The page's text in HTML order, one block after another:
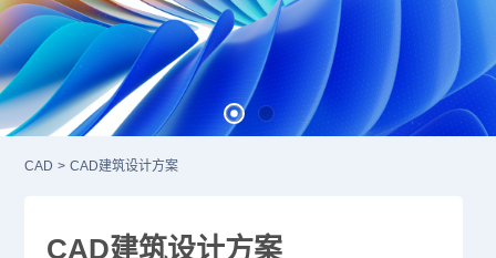
CAD > CAD建筑设计方案
CAD建筑设计方案